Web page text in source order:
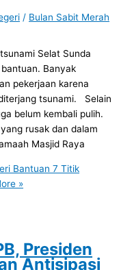
/ Bulan Sabit Merah
Selat Sunda
Banyak
pekerjaan karena
tsunami. Selain
belum kembali pulih.
rusak dan dalam
Masjid Raya
Bantuan 7 Titik
»
Presiden
Antisipasi